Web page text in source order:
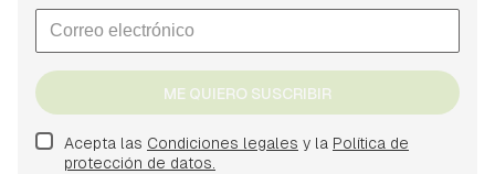
ME QUIERO SUSCRIBIR
Acepta las Condiciones legales y la Política de
protección de datos.